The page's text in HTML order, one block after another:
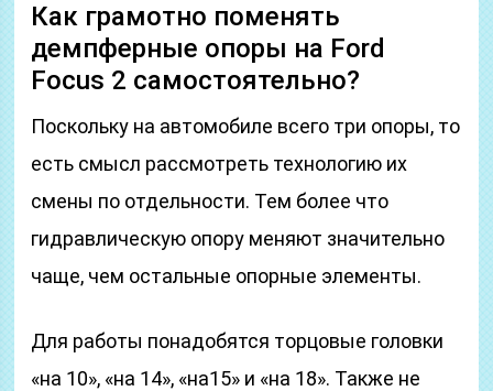
Как грамотно поменять
демпферные опоры на Ford
Focus 2 самостоятельно?
Поскольку на автомобиле всего три опоры, то
есть смысл рассмотреть технологию их
смены по отдельности. Тем более что
гидравлическую опору меняют значительно
чаще, чем остальные опорные элементы.
Для работы понадобятся торцовые головки
«на 10», «на 14», «на15» и «на 18». Также не